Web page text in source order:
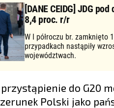
[DANE CEIDG] JDG
8,4 proc. r/r
W I półroczu br. zamknięto
przypadkach nastąpiły
województwach.
do G20
Polski jako